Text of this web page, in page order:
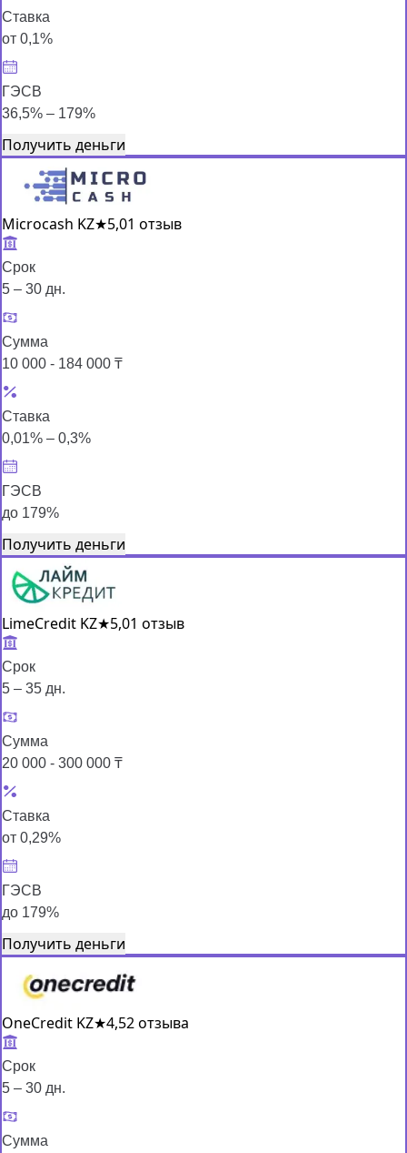
Ставка
от 0,1%
ГЭСВ
36,5% – 179%
Получить деньги
Microcash KZ★5,01 отзыв
Срок
5 – 30 дн.
Сумма
10 000 - 184 000 ₸
Ставка
0,01% – 0,3%
ГЭСВ
до 179%
Получить деньги
LimeCredit KZ★5,01 отзыв
Срок
5 – 35 дн.
Сумма
20 000 - 300 000 ₸
Ставка
от 0,29%
ГЭСВ
до 179%
Получить деньги
OneCredit KZ★4,52 отзыва
Срок
5 – 30 дн.
Сумма